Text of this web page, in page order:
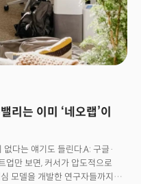
리는 이미 ‘네오랩’이
다는 얘기도 들린다.A: 구글·
업만 보면, 커서가 압도적으로
모델을 개발한 연구자들까지